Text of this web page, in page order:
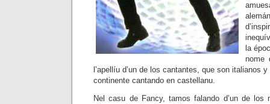
la
nome
l’apellíu d’un de los cantantes, que son italianos
continente cantando en castellanu.
Nel casu de Fancy, tamos falando d’un de los